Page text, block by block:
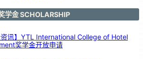
学金 SCHOLARSHIP
资讯】YTL International College of Hotel
奖学金开放申请